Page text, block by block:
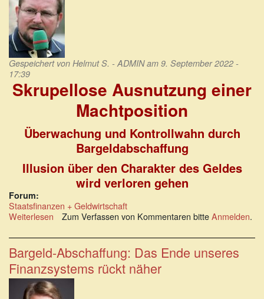
Gespeichert von Helmut S. - ADMINam 9. September 2022 -
17:39
Skrupellose Ausnutzung einer
Machtposition
Überwachung und Kontrollwahn durch
Bargeldabschaffung
Illusion über den Charakter des Geldes
wird verloren gehen
Forum:
Staatsfinanzen + Geldwirtschaft
Weiterlesen über
und
Kontrollwahn
durch
Bargeldabschaffung
Zum Verfassen von Kommentaren bitteAnmelden.
Bargeld-Abschaffung: Das Ende unseres
Finanzsystems rückt näher